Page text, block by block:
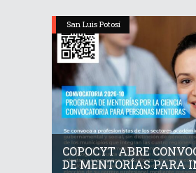
San Luis Potosí
COPOCYT ABRE
DE MENTORÍAS PARA